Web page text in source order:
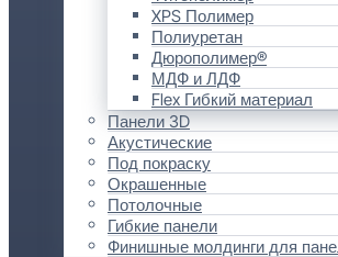
XPS Полимер
Полиуретан
Дюрополимер®
МДФ и ЛДФ
Flex Гибкий материал
Панели 3D
Акустические
Под покраску
Окрашенные
Потолочные
Гибкие панели
Финишные молдинги для